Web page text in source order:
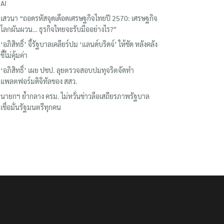
AI
เสวนา “ถอดรหัสจุดเดือดเศรษฐกิจไทยปี 2570: เศรษฐกิจ
โลกผันผวน… ธุรกิจไทยจะรับมืออย่างไร?”
‘อภิสิทธิ์’ จี้รัฐบาลเคลียร์ปม ‘แลนด์บริดจ์’ ให้ชัด หลังคลัง
ชี้ไม่คุ้มค่า
‘อภิสิทธิ์’ เผย ปชป. ลุยตรวจสอบปมทุจริตจัดทำ
แพลตฟอร์มดิจิทัลของ สสว.
นายกฯ ย้ำกลาง ครม. ไม่หวั่นข่าวลือเสถียรภาพรัฐบาล
เชื่อมั่นรัฐมนตรีทุกคน